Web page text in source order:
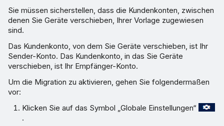
Sie müssen sicherstellen, dass die Kundenkonten, zwischen
denen Sie Geräte verschieben, Ihrer Vorlage zugewiesen
sind.
Das Kundenkonto, von dem Sie Geräte verschieben, ist Ihr
Sender-Konto. Das Kundenkonto, in das Sie Geräte
verschieben, ist Ihr Empfänger-Konto.
Um die Migration zu aktivieren, gehen Sie folgendermaßen
vor:
Klicken Sie auf das Symbol „Globale Einstellungen“
.